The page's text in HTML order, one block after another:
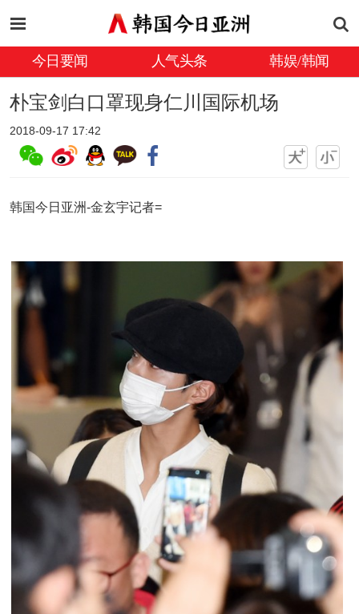
今日要闻 人气头条 韩娱/韩闻
朴宝剑白口罩现身仁川国际机场
2018-09-17 17:42
韩国今日亚洲-金玄宇记者=